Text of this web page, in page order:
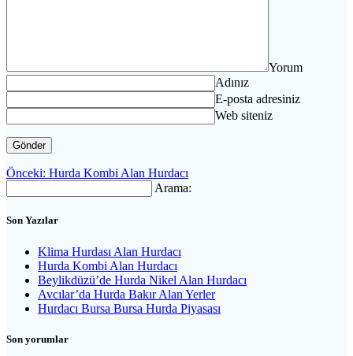
Yorum
Adınız
E-posta adresiniz
Web siteniz
Yazı
gezinmesi
Önceki: Önceki
Hurda Kombi Alan Hurdacı
Arama:
Son Yazılar
Klima Hurdası Alan Hurdacı
Hurda Kombi Alan Hurdacı
Beylikdüzü’de Hurda Nikel Alan Hurdacı
Avcılar’da Hurda Bakır Alan Yerler
Hurdacı Bursa Bursa Hurda Piyasası
Son yorumlar